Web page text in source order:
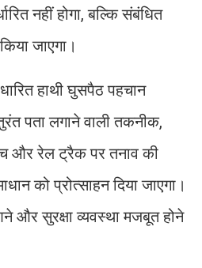
नहीं होगा, बल्कि संबंधित
जाएगा।
हाथी घुसपैठ पहचान
पता लगाने वाली तकनीक,
और रेल ट्रैक पर तनाव की
को प्रोत्साहन दिया जाएगा।
और सुरक्षा व्यवस्था मजबूत होने